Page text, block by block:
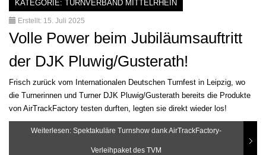
KATEGORIE: TURNVERBAND MITTELRHEIN
Erstellt: 15. Juli 2025
Volle Power beim Jubiläumsauftritt
der DJK Pluwig/Gusterath!
Frisch zurück vom Internationalen Deutschen Turnfest in Leipzig, wo
die Turnerinnen und Turner DJK Pluwig/Gusterath bereits die Produkte
von AirTrackFactory testen durften, legten sie direkt wieder los!
Weiterlesen: Spektakuläre Turnshow dank AirTrackFactory-
Verleihpaket des TVM